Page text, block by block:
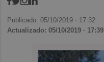
Publicado: 05/10/2019 · 17:32
Actualizado: 05/10/2019 · 17:39